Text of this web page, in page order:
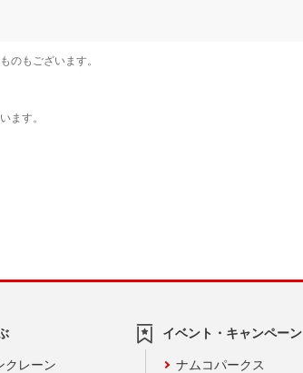
クレーン
イベント・キャンペーン
ナムコパークス